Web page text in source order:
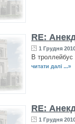
RE:
1 Грудня
В
читати далі ...»
RE:
1 Грудня